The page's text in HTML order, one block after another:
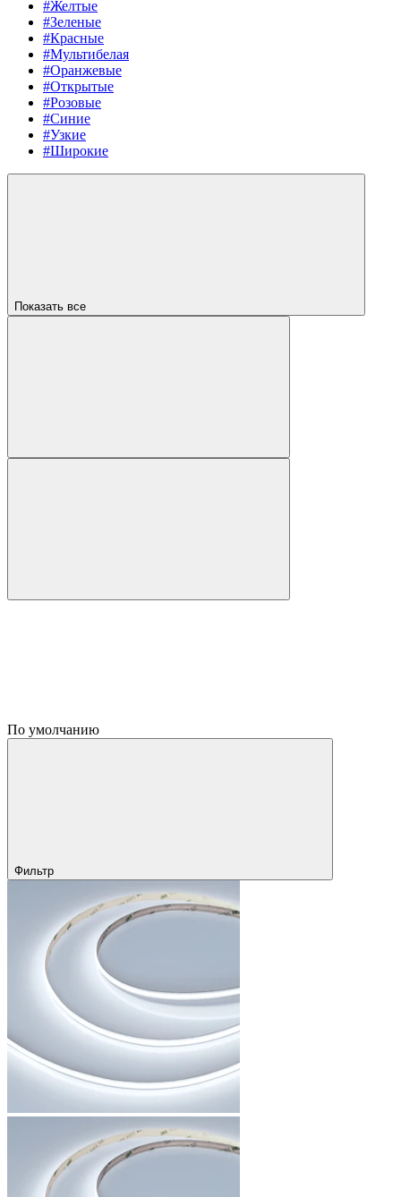
#Желтые
#Зеленые
#Красные
#Мультибелая
#Оранжевые
#Открытые
#Розовые
#Синие
#Узкие
#Широкие
Показать все
По умолчанию
Фильтр